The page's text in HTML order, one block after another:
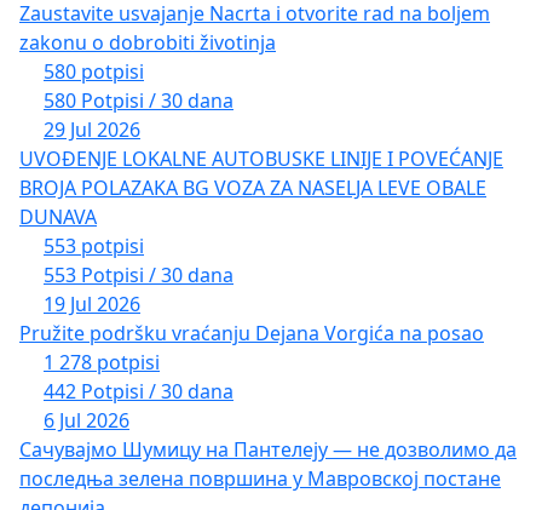
Zaustavite usvajanje Nacrta i otvorite rad na boljem
zakonu o dobrobiti životinja
580 potpisi
580 Potpisi / 30 dana
29 Jul 2026
UVOĐENJE LOKALNE AUTOBUSKE LINIJE I POVEĆANJE
BROJA POLAZAKA BG VOZA ZA NASELJA LEVE OBALE
DUNAVA
553 potpisi
553 Potpisi / 30 dana
19 Jul 2026
Pružite podršku vraćanju Dejana Vorgića na posao
1 278 potpisi
442 Potpisi / 30 dana
6 Jul 2026
Сачувајмо Шумицу на Пантелеју — не дозволимо да
последња зелена површина у Мавровској постане